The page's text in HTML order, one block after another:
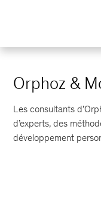
Orphoz &
Les consultants
d’experts, des
développement